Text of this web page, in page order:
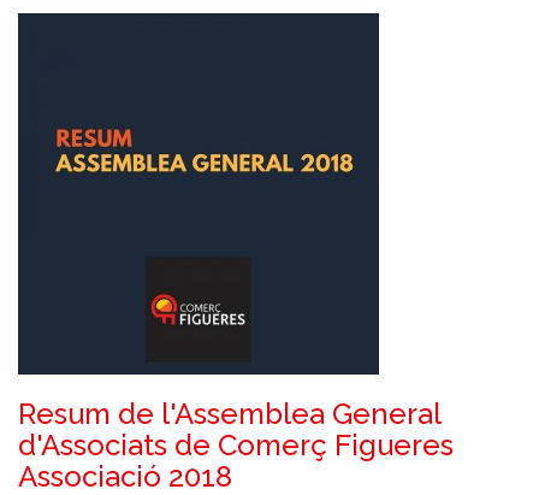
Resum de l'Assemblea General
d'Associats de Comerç Figueres
Associació 2018